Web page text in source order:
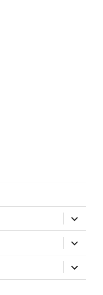
expande
el
menú
inferior
expande
el
menú
inferior
expande
el
menú